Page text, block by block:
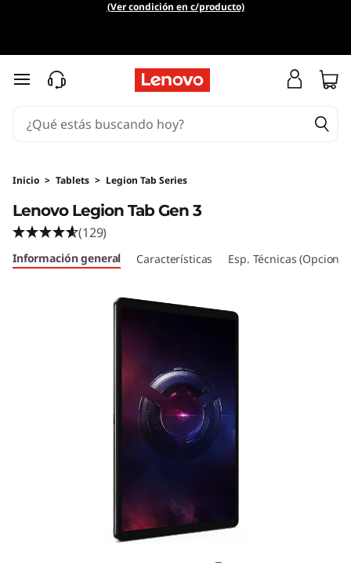
e
n
o
L
e
(Ver condición en c/producto)
Ir al contenido principal
Inicio > Tablets > Legion Tab Series
Lenovo Legion Tab Gen 3
Lenovo Legion Tab Gen 3
(129)
Información general Características Esp. Técnicas